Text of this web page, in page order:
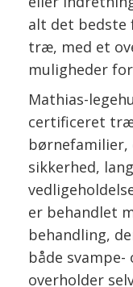
alt det bedste
træ, med et
muligheder
Mathias-
certificeret
sikkerhed,
er behandlet
behandling,
både
overholder